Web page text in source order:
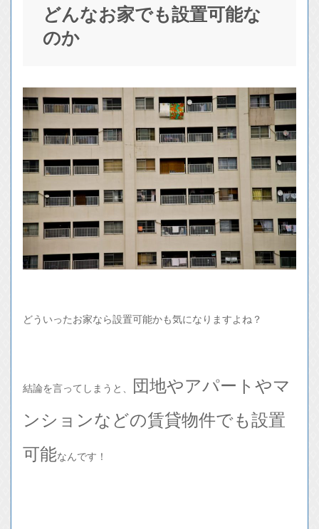
どんなお家でも設置可能な
のか
どういったお家なら設置可能かも気になりますよね？
結論を言ってしまうと、
団地やアパートやマ
ンションなどの賃貸物件でも設置
可能なんです！